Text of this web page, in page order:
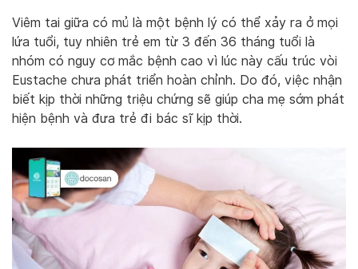
Viêm tai giữa có mủ là một bệnh lý có thể xảy ra ở mọi
lứa tuổi, tuy nhiên trẻ em từ 3 đến 36 tháng tuổi là
nhóm có nguy cơ mắc bệnh cao vì lúc này cấu trúc vòi
Eustache chưa phát triển hoàn chỉnh. Do đó, việc nhận
biết kịp thời những triệu chứng sẽ giúp cha mẹ sớm phát
hiện bệnh và đưa trẻ đi bác sĩ kịp thời.